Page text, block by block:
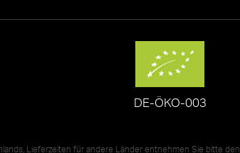
DE-ÖKO-003
Lieferzeiten für andere Länder entnehmen Sie bitte den